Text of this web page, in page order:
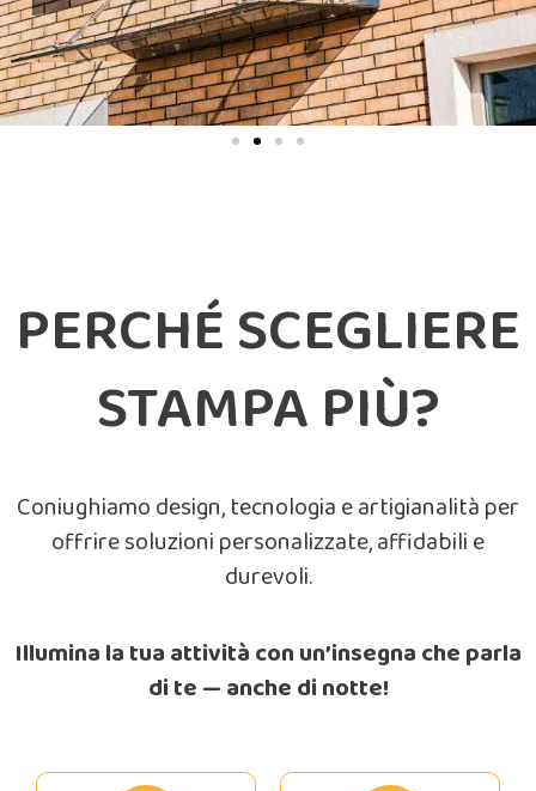
PERCHÉ SCEGLIERE
STAMPA PIÙ?
Coniughiamo design, tecnologia e artigianalità per
offrire soluzioni personalizzate, affidabili e
durevoli.
Illumina la tua attività con un’insegna che parla
di te — anche di notte!